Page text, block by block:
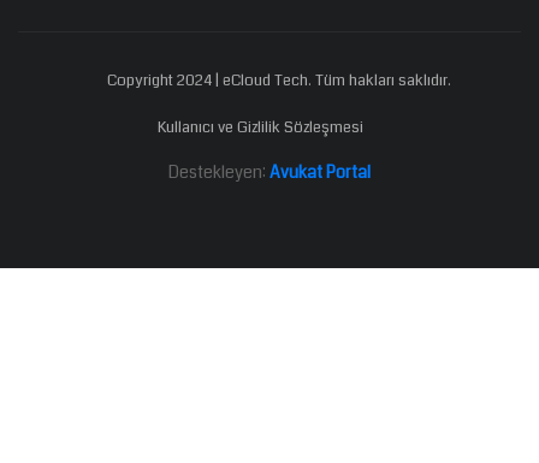
Copyright 2024 | eCloud Tech. Tüm hakları saklıdır.
Kullanıcı ve Gizlilik Sözleşmesi
Destekleyen: Avukat Portal